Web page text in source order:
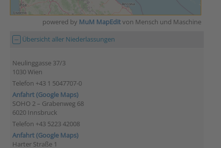
powered by MuM MapEditvon Mensch und Maschine
Übersicht aller Niederlassungen
Neulinggasse 37/3
1030 Wien
Telefon +43 1 5047707-0
Anfahrt (Google Maps)
SOHO 2 – Grabenweg 68
6020 Innsbruck
Telefon +43 5223 42008
Anfahrt (Google Maps)
Harter Straße 1